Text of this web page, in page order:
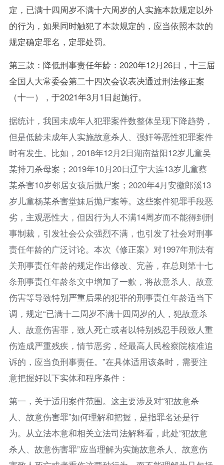
定，已满十四周岁不满十六周岁的人实施本款规定以外
的行为，如果同时触犯了本款规定的，应当依照本款的
规定确定罪名，定罪处罚。
第三款：降低刑事责任年龄：2020年12月26日，十三届
全国人大常委会第二十四次会议表决通过刑法修正案
（十一），于2021年3月1日起施行。
据统计，我国未成年人犯罪案件数整体呈现下降趋势，
但是低龄未成年人实施故意杀人、强奸等恶性犯罪案件
时有发生。比如，2018年12月2日湖南益阳12岁儿童吴
某持刀杀母案；2019年10月20日辽宁大连13岁儿童蔡
某杀害10岁邻居女孩后抛尸案；2020年4月安徽郎溪13
岁儿童杨某杀害堂妹后抛尸案等。这些案件犯罪手段恶
劣，主观恶性大，但因行为人不满14周岁而不能得到刑
事制裁，引发社会公众强烈不满，也引发了社会对刑事
责任年龄的广泛讨论。本次《修正案》对1997年刑法有
关刑事责任年龄的规定作出修改、完善，在总则第十七
条刑事责任年龄条文中增加了一款，将故意杀人、故意
伤害等导致特别严重后果的犯罪的刑事责任年龄适当下
调，规定“已满十二周岁不满十四周岁的人，犯故意杀
人、故意伤害罪，致人死亡或者以特别残忍手段致人重
伤造成严重残疾，情节恶劣，经最高人民检察院核准追
诉的，应当负刑事责任。”在具体适用该条时，需要注
意把握好以下实体和程序条件：
第一，关于适用案件范围。这主要涉及对“犯故意杀
人、故意伤害罪”如何理解和把握，是指罪名还是行
为。从立法本意和相关立法司法解释看，此处“犯故意
杀人、故意伤害罪”应当理解为实施故意杀人、故意伤